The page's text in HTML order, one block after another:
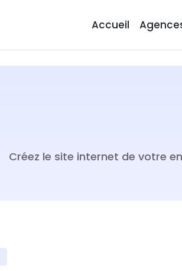
Accueil
Créez le site internet de votre